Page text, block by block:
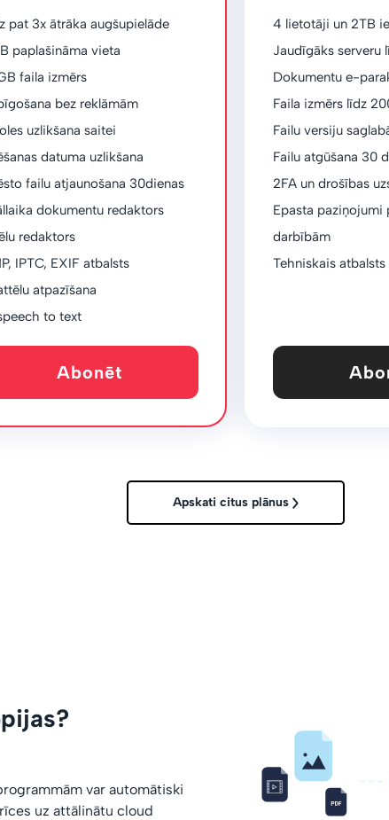
pat 3x ātrāka augšupielāde
paplašināma vieta
faila izmērs
bez reklāmām
uzlikšana saitei
datuma uzlikšana
failu atjaunošana 30dienas
dokumentu redaktors
redaktors
IPTC, EXIF ​​atbalsts
atpazīšana
to text
Abonēt
4 lietotāji un 2TB
Jaudīgāks serveru
Dokumentu e-
Faila izmērs līdz
Failu versiju
Failu atgūšana 30
2FA un drošības
Epasta paziņojumi
darbībām
Tehniskais atbalsts
Apskati citus plānus
var automātiski
uz attālinātu cloud